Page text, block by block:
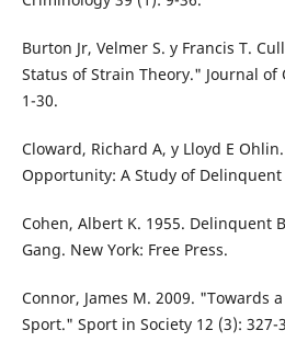
Burton Jr, Velmer S. y Francis T.
Status of Strain Theory." Journal of
1-30.
Cloward, Richard A, y Lloyd E
Opportunity: A Study of Delinquent
Cohen, Albert K. 1955. Delinquent
Gang. New York: Free Press.
Connor, James M. 2009. "Towards
Sport." Sport in Society 12 (3): 327-